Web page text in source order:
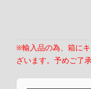
※輸入品の為、箱に
ざいます。予めご了